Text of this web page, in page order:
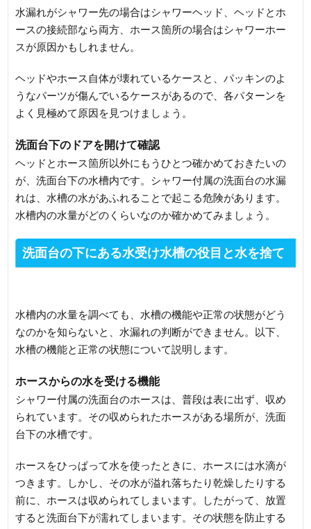
水漏れがシャワー先の場合はシャワーヘッド、ヘッドとホ
ースの接続部なら両方、ホース箇所の場合はシャワーホー
スが原因かもしれません。
ヘッドやホース自体が壊れているケースと、パッキンのよ
うなパーツが傷んでいるケースがあるので、各パターンを
よく見極めて原因を見つけましょう。
洗面台下のドアを開けて確認
ヘッドとホース箇所以外にもうひとつ確かめておきたいの
が、洗面台下の水槽内です。シャワー付属の洗面台の水漏
れは、水槽の水があふれることで起こる危険があります。
水槽内の水量がどのくらいなのか確かめてみましょう。
洗面台の下にある水受け水槽の役目と水を捨て
水槽内の水量を調べても、水槽の機能や正常の状態がどう
なのかを知らないと、水漏れの判断ができません。以下、
水槽の機能と正常の状態について説明します。
ホースからの水を受ける機能
シャワー付属の洗面台のホースは、普段は表に出ず、収め
られています。その収められたホースがある場所が、洗面
台下の水槽です。
ホースをひっぱって水を使ったときに、ホースには水滴が
つきます。しかし、その水が溢れ落ちたり乾燥したりする
前に、ホースは収められてしまいます。したがって、放置
すると洗面台下が濡れてしまいます。その状態を防止する